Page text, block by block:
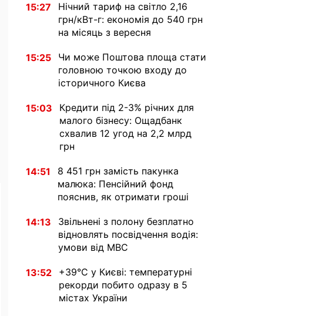
15:27
Нічний тариф на світло 2,16
грн/кВт-г: економія до 540 грн
на місяць з вересня
15:25
Чи може Поштова площа стати
головною точкою входу до
історичного Києва
15:03
Кредити під 2-3% річних для
малого бізнесу: Ощадбанк
схвалив 12 угод на 2,2 млрд
грн
14:51
8 451 грн замість пакунка
малюка: Пенсійний фонд
пояснив, як отримати гроші
14:13
Звільнені з полону безплатно
відновлять посвідчення водія:
умови від МВС
13:52
+39°C у Києві: температурні
рекорди побито одразу в 5
містах України